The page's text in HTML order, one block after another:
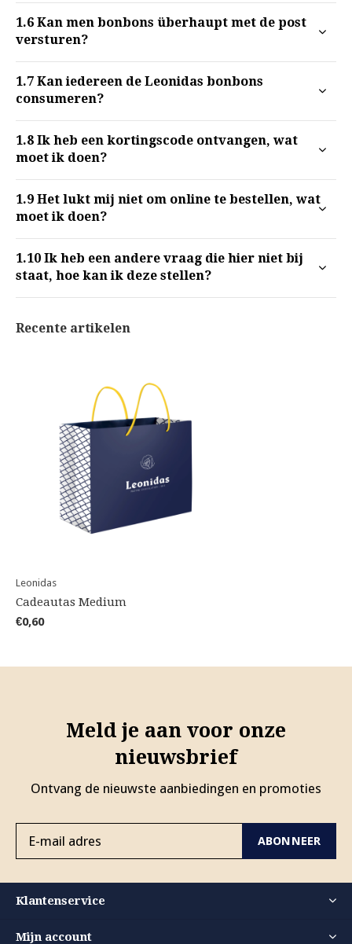
1.6 Kan men bonbons überhaupt met de post
versturen?
1.7 Kan iedereen de Leonidas bonbons
consumeren?
1.8 Ik heb een kortingscode ontvangen, wat
moet ik doen?
1.9 Het lukt mij niet om online te bestellen, wat
moet ik doen?
1.10 Ik heb een andere vraag die hier niet bij
staat, hoe kan ik deze stellen?
Recente artikelen
Leonidas
Cadeautas Medium
€0,60
Meld je aan voor onze
nieuwsbrief
Ontvang de nieuwste aanbiedingen en promoties
ABONNEER
Klantenservice
Mijn account